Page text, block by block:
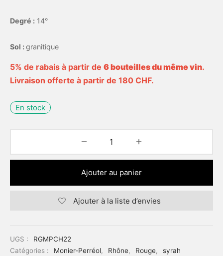
Degré : 14°
Sol :granitique
5% de rabais à partir de 6 bouteilles du même vin.
Livraison offerte à partir de 180 CHF.
En stock
Ajouter au panier
Ajouter à la liste d’envies
UGS :
RGMPCH22
Catégories :
Monier-Perréol, Rhône, Rouge, syrah